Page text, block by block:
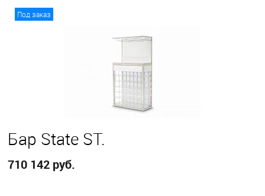
Под заказ
Бар State ST.
710 142 руб.